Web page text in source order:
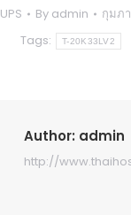
UPS By admin
กุมภ
Tags:
T-20K33LV2
Author: admin
http://